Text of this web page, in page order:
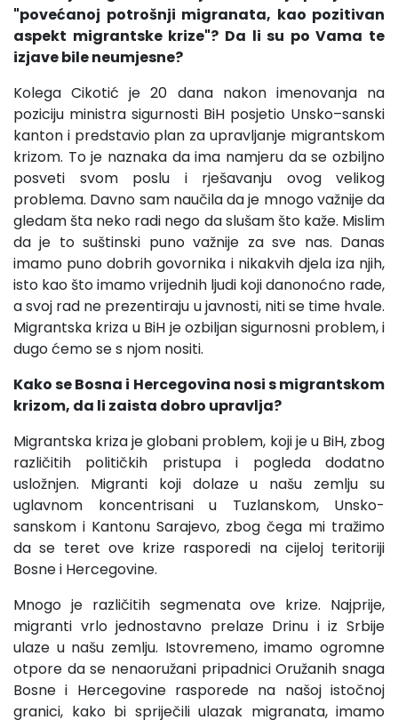
"povećanoj potrošnji migranata, kao pozitivan
aspekt migrantske krize"? Da li su po Vama te
izjave bile neumjesne?
Kolega Cikotić je 20 dana nakon imenovanja na
poziciju ministra sigurnosti BiH posjetio Unsko–sanski
kanton i predstavio plan za upravljanje migrantskom
krizom. To je naznaka da ima namjeru da se ozbiljno
posveti svom poslu i rješavanju ovog velikog
problema. Davno sam naučila da je mnogo važnije da
gledam šta neko radi nego da slušam što kaže. Mislim
da je to suštinski puno važnije za sve nas. Danas
imamo puno dobrih govornika i nikakvih djela iza njih,
isto kao što imamo vrijednih ljudi koji danonoćno rade,
a svoj rad ne prezentiraju u javnosti, niti se time hvale.
Migrantska kriza u BiH je ozbiljan sigurnosni problem, i
dugo ćemo se s njom nositi.
Kako se Bosna i Hercegovina nosi s migrantskom
krizom, da li zaista dobro upravlja?
Migrantska kriza je globani problem, koji je u BiH, zbog
različitih političkih pristupa i pogleda dodatno
usložnjen. Migranti koji dolaze u našu zemlju su
uglavnom koncentrisani u Tuzlanskom, Unsko-
sanskom i Kantonu Sarajevo, zbog čega mi tražimo
da se teret ove krize rasporedi na cijeloj teritoriji
Bosne i Hercegovine.
Mnogo je različitih segmenata ove krize. Najprije,
migranti vrlo jednostavno prelaze Drinu i iz Srbije
ulaze u našu zemlju. Istovremeno, imamo ogromne
otpore da se nenaoružani pripadnici Oružanih snaga
Bosne i Hercegovine rasporede na našoj istočnoj
granici, kako bi spriječili ulazak migranata, imamo